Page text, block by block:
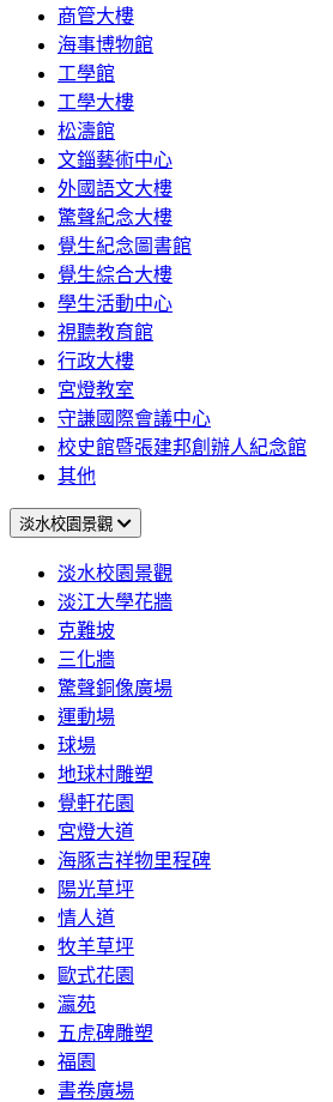
商管大樓
海事博物館
工學館
工學大樓
松濤館
文錙藝術中心
外國語文大樓
驚聲紀念大樓
覺生紀念圖書館
覺生綜合大樓
學生活動中心
視聽教育館
行政大樓
宮燈教室
守謙國際會議中心
校史館暨張建邦創辦人紀念館
其他
淡水校園景觀
淡水校園景觀
淡江大學花牆
克難坡
三化牆
驚聲銅像廣場
運動場
球場
地球村雕塑
覺軒花園
宮燈大道
海豚吉祥物里程碑
陽光草坪
情人道
牧羊草坪
歐式花園
瀛苑
五虎碑雕塑
福園
書卷廣場